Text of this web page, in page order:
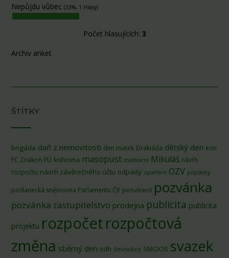
Nepůjdu vůbec (33%, 1 Hlasy)
Počet hlasujících: 3
Archiv anket
ŠTÍTKY
brigáda daň z nemovitosti den matek Drakiáda dětský den eon
FC Znakon FÚ knihovna masopust maškarní Mikuláš návrh
rozpočtu návrh závěrečného účtu odpady opatření OZV poplatky
poslanecká sněmovna Parlamentu ČR posvícení pozvánka
pozvánka zastupitelstvo prodejna publicita publicita
projektu rozpočetrozpočtová
změna sběrný den sdh Smiradice SMOOS svazek